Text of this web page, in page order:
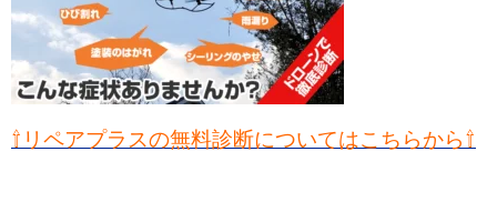
⇧リペアプラスの無料診断についてはこちらから⇧